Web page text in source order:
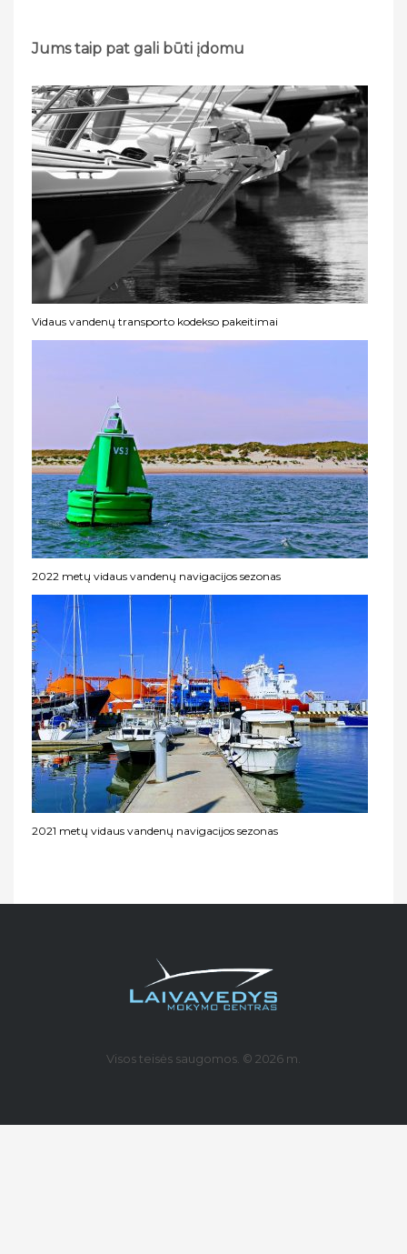
Jums taip pat gali būti įdomu
Vidaus vandenų transporto kodekso pakeitimai
2022 metų vidaus vandenų navigacijos sezonas
2021 metų vidaus vandenų navigacijos sezonas
Visos teisės saugomos. © 2026 m.